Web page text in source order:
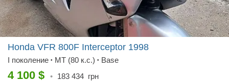
Honda VFR 800F Interceptor 1998
І поколение • MT (80 к.с.) • Base
4 100 $ • 183 434 грн